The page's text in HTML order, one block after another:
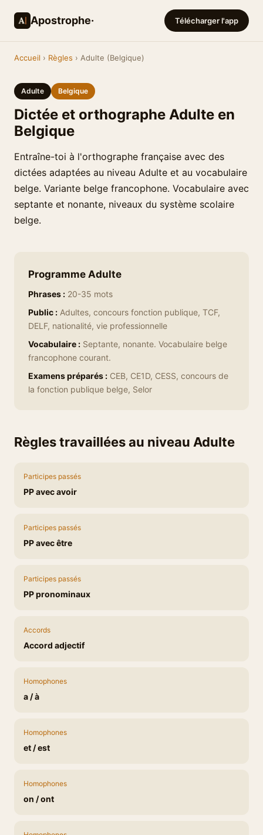
Apostrophe· Télécharger l'app
Accueil › Règles › Adulte (Belgique)
Adulte Belgique
Dictée et orthographe Adulte en
Belgique
Entraîne-toi à l'orthographe française avec des
dictées adaptées au niveau Adulte et au vocabulaire
belge. Variante belge francophone. Vocabulaire avec
septante et nonante, niveaux du système scolaire
belge.
Programme Adulte
Phrases : 20-35 mots
Public : Adultes, concours fonction publique, TCF,
DELF, nationalité, vie professionnelle
Vocabulaire : Septante, nonante. Vocabulaire belge
francophone courant.
Examens préparés : CEB, CE1D, CESS, concours de
la fonction publique belge, Selor
Règles travaillées au niveau Adulte
Participes passés
PP avec avoir
Participes passés
PP avec être
Participes passés
PP pronominaux
Accords
Accord adjectif
Homophones
a / à
Homophones
et / est
Homophones
on / ont